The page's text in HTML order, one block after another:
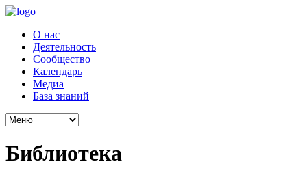
О нас
Деятельность
Сообщество
Календарь
Медиа
База знаний
Библиотека